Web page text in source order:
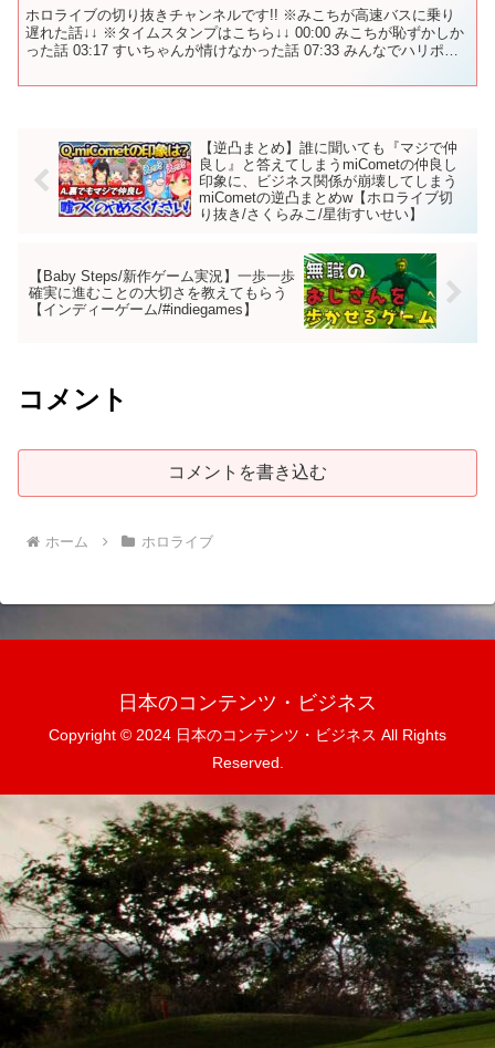
ホロライブの切り抜きチャンネルです!! ※みこちが高速バスに乗り
遅れた話↓↓ ※タイムスタンプはこちら↓↓ 00:00 みこちが恥ずかしか
った話 03:17 すいちゃんが情けなかった話 07:33 みんなでハリポタ
【逆凸まとめ】誰に聞いても『マジで仲
良し』と答えてしまうmiCometの仲良し
印象に、ビジネス関係が崩壊してしまう
miCometの逆凸まとめw【ホロライブ切
り抜き/さくらみこ/星街すいせい】
【Baby Steps/新作ゲーム実況】一歩一歩
確実に進むことの大切さを教えてもらう
【インディーゲーム/#indiegames】
コメント
コメントを書き込む
ホーム ホロライブ
日本のコンテンツ・ビジネス
Copyright © 2024 日本のコンテンツ・ビジネス All Rights
Reserved.